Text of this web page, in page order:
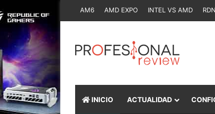
AM6 AMD EXPO INTEL VS AMD
INICIO ACTUALIDAD